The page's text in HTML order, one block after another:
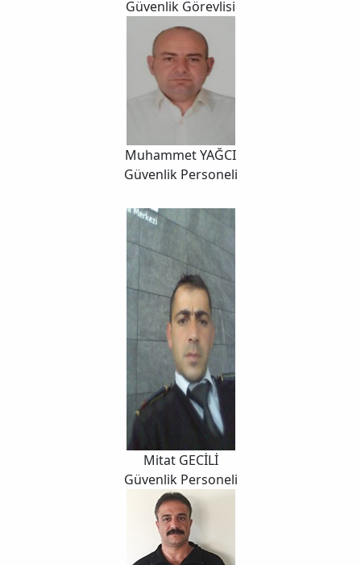
Güvenlik Görevlisi
Muhammet YAĞCI
Güvenlik Personeli
Mitat GECİLİ
Güvenlik Personeli